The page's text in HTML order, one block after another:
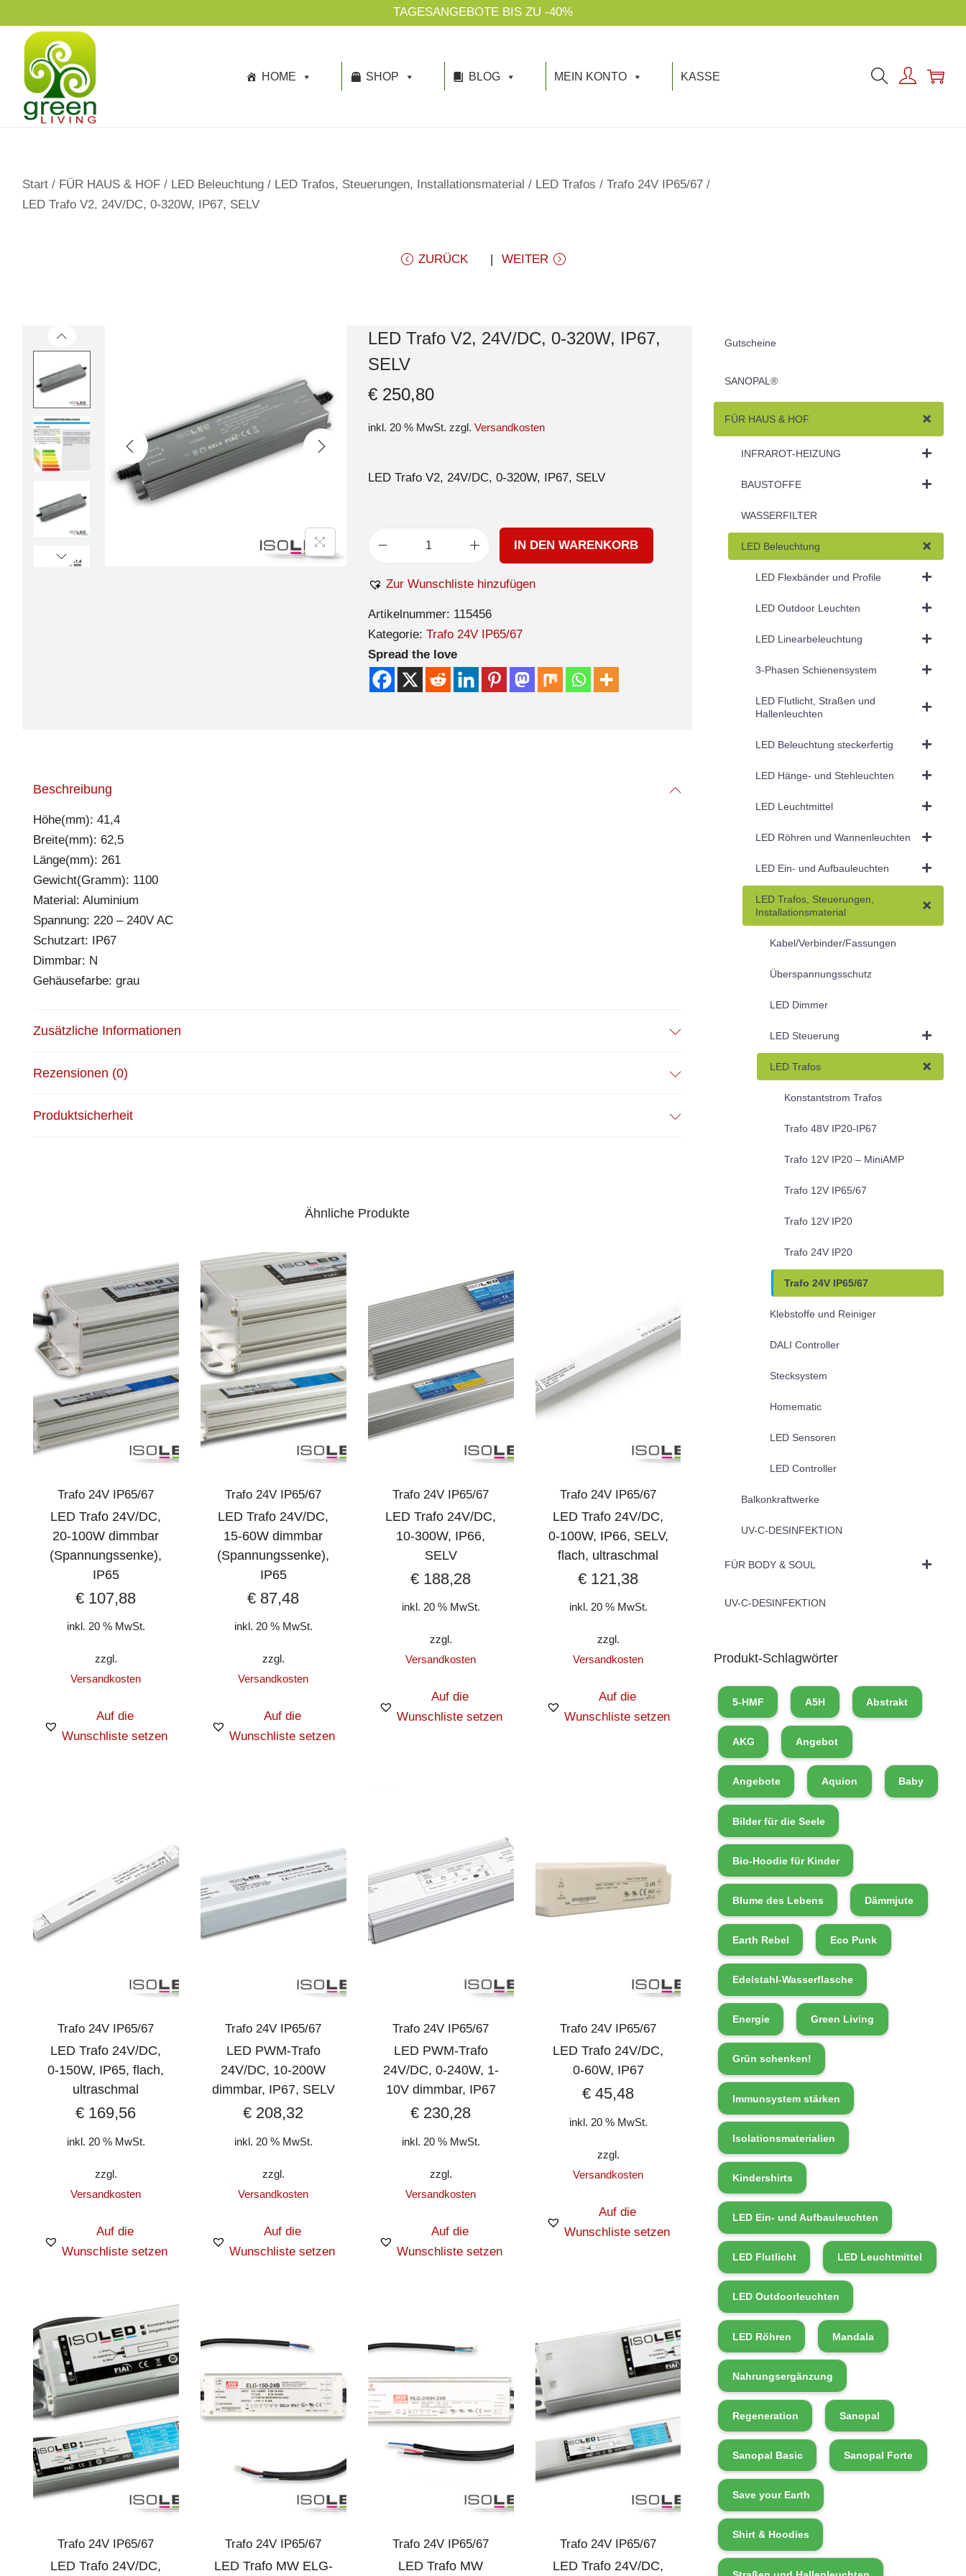
p
TAGESANGEBOTE BIS ZU -40%
HOME SHOP BLOG MEIN KONTO KASSE
Start / FÜR HAUS & HOF / LED Beleuchtung / LED Trafos, Steuerungen, Installationsmaterial / LED Trafos / Trafo 24V IP65/67 /
LED Trafo V2, 24V/DC, 0-320W, IP67, SELV
ZURÜCK WEITER
LED Trafo V2, 24V/DC, 0-320W, IP67,
SELV
€250,80
inkl. 20 % MwSt. zzgl. Versandkosten
LED Trafo V2, 24V/DC, 0-320W, IP67, SELV
IN DEN WARENKORB
Zur Wunschliste hinzufügen
Artikelnummer: 115456
Kategorie: Trafo 24V IP65/67
Spread the love
Beschreibung
Höhe(mm): 41,4
Breite(mm): 62,5
Länge(mm): 261
Gewicht(Gramm): 1100
Material: Aluminium
Spannung: 220 – 240V AC
Schutzart: IP67
Dimmbar: N
Gehäusefarbe: grau
Zusätzliche Informationen
Rezensionen (0)
Produktsicherheit
Ähnliche Produkte
Trafo 24V IP65/67
LED Trafo 24V/DC,
20-100W dimmbar
(Spannungssenke),
IP65
€ 107,88
inkl. 20 % MwSt.
zzgl.
Versandkosten
Auf die
Wunschliste setzen
Trafo 24V IP65/67
LED Trafo 24V/DC,
15-60W dimmbar
(Spannungssenke),
IP65
€ 87,48
inkl. 20 % MwSt.
zzgl.
Versandkosten
Auf die
Wunschliste setzen
Trafo 24V IP65/67
LED Trafo 24V/DC,
10-300W, IP66,
SELV
€ 188,28
inkl. 20 % MwSt.
zzgl.
Versandkosten
Auf die
Wunschliste setzen
Trafo 24V IP65/67
LED Trafo 24V/DC,
0-100W, IP66, SELV,
flach, ultraschmal
€ 121,38
inkl. 20 % MwSt.
zzgl.
Versandkosten
Auf die
Wunschliste setzen
Trafo 24V IP65/67
LED Trafo 24V/DC,
0-150W, IP65, flach,
ultraschmal
€ 169,56
inkl. 20 % MwSt.
zzgl.
Versandkosten
Auf die
Wunschliste setzen
Trafo 24V IP65/67
LED PWM-Trafo
24V/DC, 10-200W
dimmbar, IP67, SELV
€ 208,32
inkl. 20 % MwSt.
zzgl.
Versandkosten
Auf die
Wunschliste setzen
Trafo 24V IP65/67
LED PWM-Trafo
24V/DC, 0-240W, 1-
10V dimmbar, IP67
€ 230,28
inkl. 20 % MwSt.
zzgl.
Versandkosten
Auf die
Wunschliste setzen
Trafo 24V IP65/67
LED Trafo 24V/DC,
0-60W, IP67
€ 45,48
inkl. 20 % MwSt.
zzgl.
Versandkosten
Auf die
Wunschliste setzen
Trafo 24V IP65/67
LED Trafo 24V/DC,
Trafo 24V IP65/67
LED Trafo MW ELG-
Trafo 24V IP65/67
LED Trafo MW
Trafo 24V IP65/67
LED Trafo 24V/DC,
Gutscheine
SANOPAL®
FÜR HAUS & HOF
INFRAROT-HEIZUNG
BAUSTOFFE
WASSERFILTER
LED Beleuchtung
LED Flexbänder und Profile
LED Outdoor Leuchten
LED Linearbeleuchtung
3-Phasen Schienensystem
LED Flutlicht, Straßen und
Hallenleuchten
LED Beleuchtung steckerfertig
LED Hänge- und Stehleuchten
LED Leuchtmittel
LED Röhren und Wannenleuchten
LED Ein- und Aufbauleuchten
LED Trafos, Steuerungen,
Installationsmaterial
Kabel/Verbinder/Fassungen
Überspannungsschutz
LED Dimmer
LED Steuerung
LED Trafos
Konstantstrom Trafos
Trafo 48V IP20-IP67
Trafo 12V IP20 – MiniAMP
Trafo 12V IP65/67
Trafo 12V IP20
Trafo 24V IP20
Trafo 24V IP65/67
Klebstoffe und Reiniger
DALI Controller
Stecksystem
Homematic
LED Sensoren
LED Controller
Balkonkraftwerke
UV-C-DESINFEKTION
FÜR BODY & SOUL
UV-C-DESINFEKTION
Produkt-Schlagwörter
5-HMF A5H Abstrakt
AKG Angebot
Angebote Aquion Baby
Bilder für die Seele
Bio-Hoodie für Kinder
Blume des Lebens Dämmjute
Earth Rebel Eco Punk
Edelstahl-Wasserflasche
Energie Green Living
Grün schenken!
Immunsystem stärken
Isolationsmaterialien
Kindershirts
LED Ein- und Aufbauleuchten
LED Flutlicht LED Leuchtmittel
LED Outdoorleuchten
LED Röhren Mandala
Nahrungsergänzung
Regeneration Sanopal
Sanopal Basic Sanopal Forte
Save your Earth
Shirt & Hoodies